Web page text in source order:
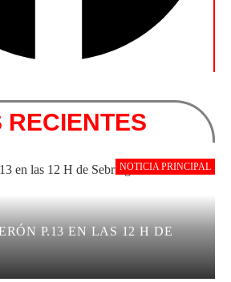
RECIENTES
NOTICIA PRINCIPAL
P.13 EN LAS 12 H DE